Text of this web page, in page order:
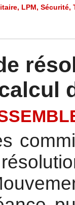
, LPM, Sécurité,